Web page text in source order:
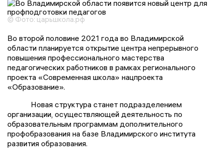
© Фото: царьшкола.рф
Во второй половине 2021 года во Владимирской
области планируется открытие центра непрерывного
повышения профессионального мастерства
педагогических работников в рамках регионального
проекта «Современная школа» нацпроекта
«Образование».
Новая структура станет подразделением
организации, осуществляющей деятельность по
образовательным программам дополнительного
профобразования на базе Владимирского института
развития образования.